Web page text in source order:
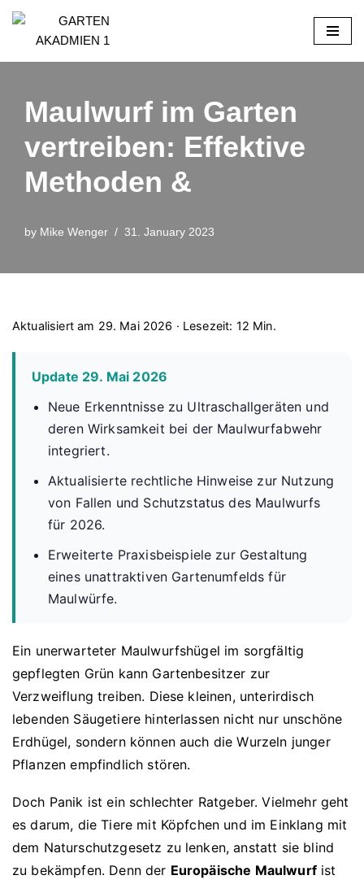
to
Maulwurf im Garten
vertreiben: Effektive
Methoden &
by Mike Wenger 31. January 2023
Aktualisiert am 29. Mai 2026 · Lesezeit: 12 Min.
Update 29. Mai 2026
Neue Erkenntnisse zu Ultraschallgeräten und
deren Wirksamkeit bei der Maulwurfabwehr
integriert.
Aktualisierte rechtliche Hinweise zur Nutzung
von Fallen und Schutzstatus des Maulwurfs
für 2026.
Erweiterte Praxisbeispiele zur Gestaltung
eines unattraktiven Gartenumfelds für
Maulwürfe.
Ein unerwarteter Maulwurfshügel im sorgfältig
gepflegten Grün kann Gartenbesitzer zur
Verzweiflung treiben. Diese kleinen, unterirdisch
lebenden Säugetiere hinterlassen nicht nur unschöne
Erdhügel, sondern können auch die Wurzeln junger
Pflanzen empfindlich stören.
Doch Panik ist ein schlechter Ratgeber. Vielmehr geht
es darum, die Tiere mit Köpfchen und im Einklang mit
dem Naturschutzgesetz zu lenken, anstatt sie blind
zu bekämpfen. Denn der Europäische Maulwurfist